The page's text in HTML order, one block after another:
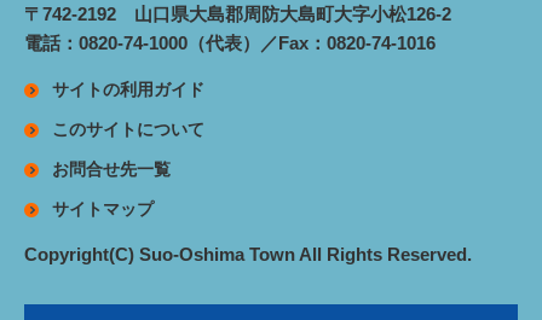
〒742-2192 山口県大島郡周防大島町大字小松126-2
電話：0820-74-1000（代表）／Fax：0820-74-1016
サイトの利用ガイド
このサイトについて
お問合せ先一覧
サイトマップ
Copyright(C) Suo-Oshima Town All Rights Reserved.